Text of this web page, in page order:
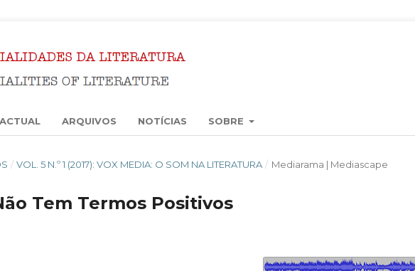
ACTUAL ARQUIVOS NOTÍCIAS SOBRE
/ VOL. 5 N.º 1 (2017): VOX MEDIA: O SOM NA LITERATURA / Mediarama | Mediascape
Tem Termos Positivos